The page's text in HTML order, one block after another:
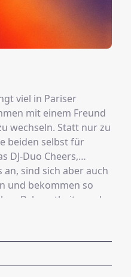
viel in Pariser
mit einem Freund
wechseln. Statt nur zu
beiden selbst für
DJ-Duo Cheers,
sind sich aber auch
und bekommen so
Bekanntheitsgrad.
Frauen
Amerikanerin Julia,
vorstellen kann.